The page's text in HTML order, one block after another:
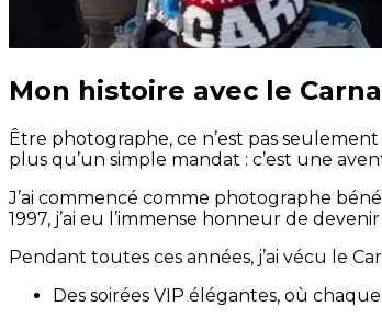
Mon histoire avec le
Être photographe, ce n’est pas
plus qu’un simple mandat : c’est une
J’ai commencé comme photographe
1997, j’ai eu l’immense honneur de
Pendant toutes ces années, j’ai vécu le
Des soirées VIP élégantes, où